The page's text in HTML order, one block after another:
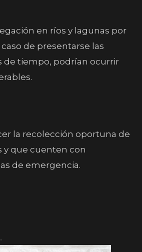
en ríos y lagunas por
de presentarse las
de tiempo, podrían ocurrir
la recolección oportuna de
y que cuenten con
de emergencia.